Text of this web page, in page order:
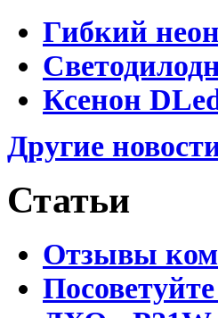
Гибкий
Ксенон
Другие
Статьи
Отзывы